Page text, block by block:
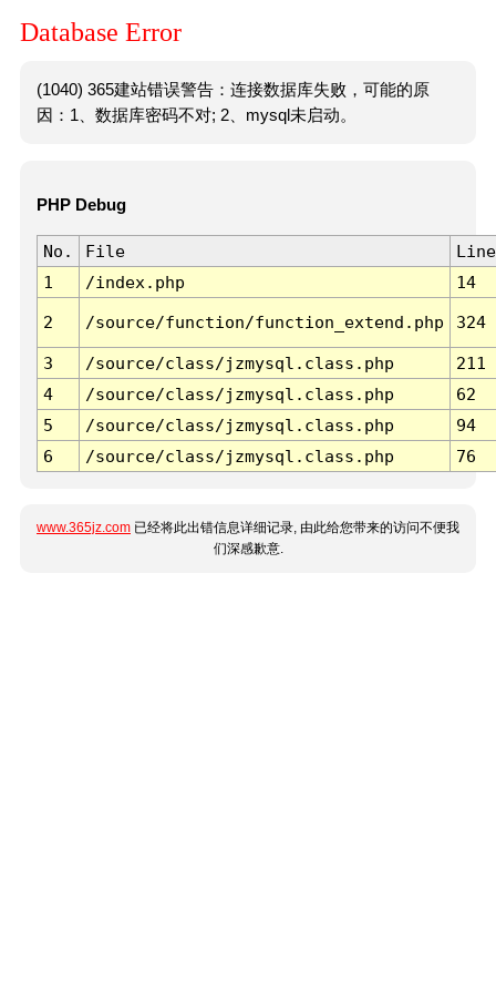
Database Error
(1040) 365建站错误警告：连接数据库失败，可能的原
因：1、数据库密码不对; 2、mysql未启动。
PHP Debug
No. File
Line
1
/index.php 14
2 /source/function/function_extend.php 324
3 /source/class/jzmysql.class.php
211
4
/source/class/jzmysql.class.php
62
5
/source/class/jzmysql.class.php
94
6
/source/class/jzmysql.class.php 76
www.365jz.com 已经将此出错信息详细记录, 由此给您带来的访问不便我
们深感歉意.